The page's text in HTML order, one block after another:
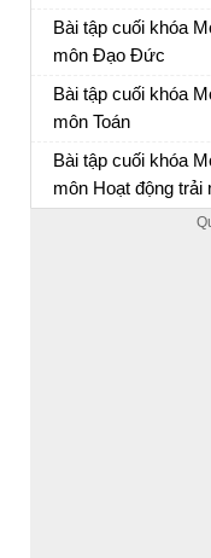
Đáp án trắc nghiệm
Bài tập cuối khóa
môn Đạo Đức
Bài tập cuối khóa
Bài tập cuối khóa
môn Toán
Bài tập cuối khóa
Bài tập cuối khóa
môn Hoạt động trải
Bài tập cuối khóa